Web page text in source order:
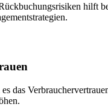
hilft
das